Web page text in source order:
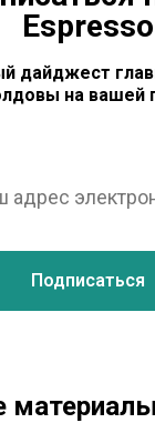
Espresso
дайджест
на вашей
материалы